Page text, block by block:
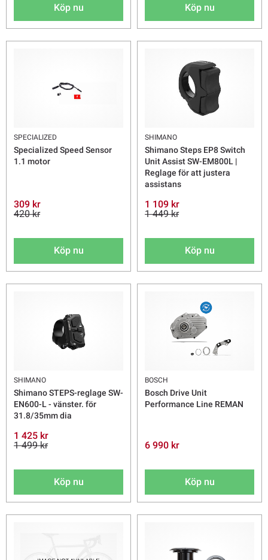
Köp nu Köp nu
SPECIALIZED
Specialized Speed Sensor
1.1 motor
309 kr
420 kr
Köp nu
SHIMANO
Shimano Steps EP8 Switch
Unit Assist SW-EM800L |
Reglage för att justera
assistans
1 109 kr
1 449 kr
Köp nu
SHIMANO
Shimano STEPS-reglage SW-
EN600-L - vänster. för
31.8/35mm dia
1 425 kr
1 499 kr
Köp nu
BOSCH
Bosch Drive Unit
Performance Line REMAN
6 990 kr
Köp nu